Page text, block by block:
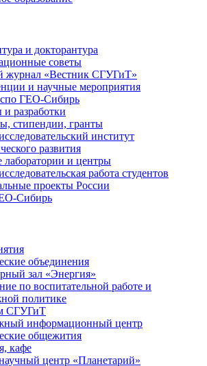
и докторантура
советы
журнал «Вестник СГУГиТ»
и научные мероприятия
ГЕО-Сибирь
разработки
стипендии, гранты
институт
развития
лаборатории и центры
работа студентов
проекты России
Сибирь
объединения
зал «Энергия»
по воспитательной работе и
политике
СГУГиТ
информационный центр
общежития
кафе
центр «Планетарий»